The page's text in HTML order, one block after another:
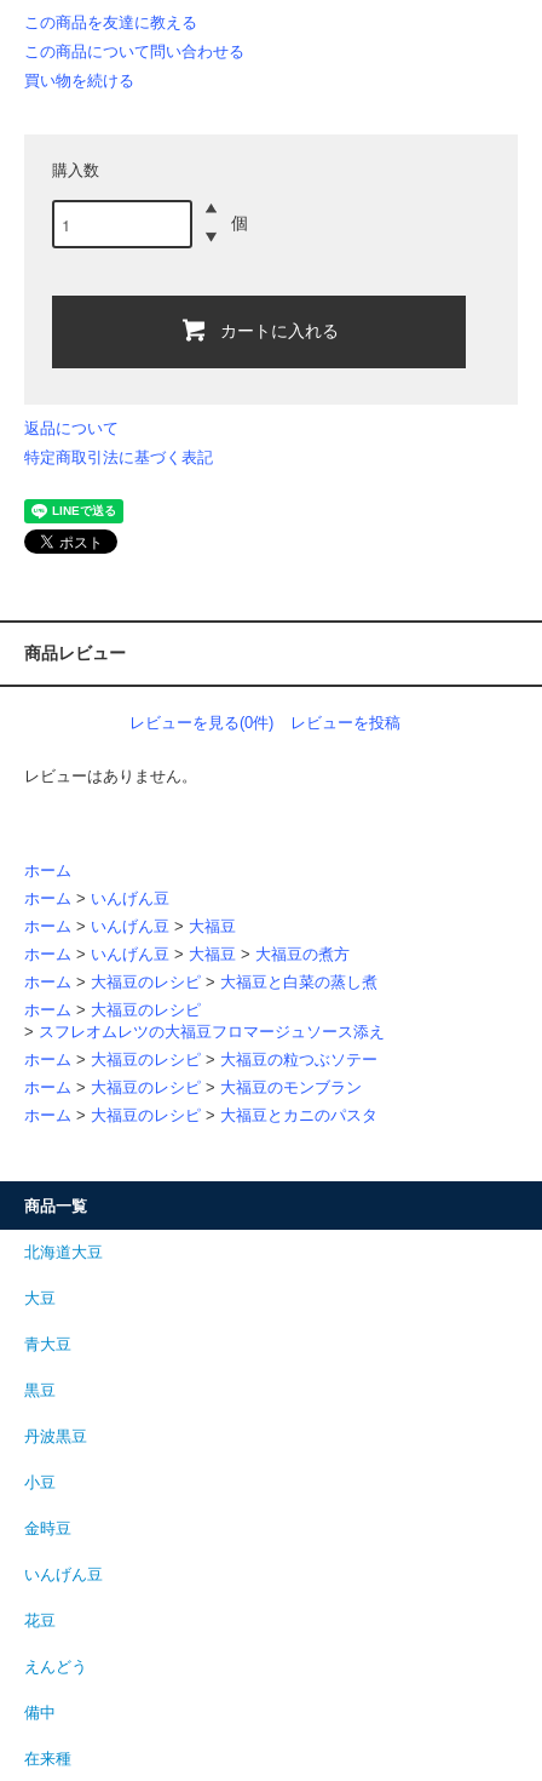
この商品を友達に教える
この商品について問い合わせる
買い物を続ける
購入数
個
カートに入れる
返品について
特定商取引法に基づく表記
商品レビュー
レビューを見る(0件) レビューを投稿
レビューはありません。
ホーム
ホーム > いんげん豆
ホーム > いんげん豆 > 大福豆
ホーム > いんげん豆 > 大福豆 > 大福豆の煮方
ホーム > 大福豆のレシピ > 大福豆と白菜の蒸し煮
ホーム > 大福豆のレシピ
> スフレオムレツの大福豆フロマージュソース添え
ホーム > 大福豆のレシピ > 大福豆の粒つぶソテー
ホーム > 大福豆のレシピ > 大福豆のモンブラン
ホーム > 大福豆のレシピ > 大福豆とカニのパスタ
商品一覧
北海道大豆
大豆
青大豆
黒豆
丹波黒豆
小豆
金時豆
いんげん豆
花豆
えんどう
備中
在来種